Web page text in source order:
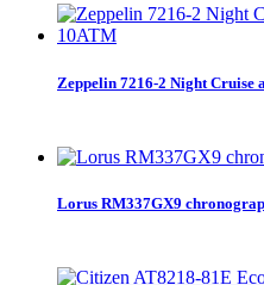
Zeppelin 7216-2 Night Cruise
Lorus RM337GX9